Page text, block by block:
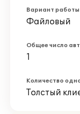
Вариант работы
Файловый
Общее число
1
Количество
Толстый